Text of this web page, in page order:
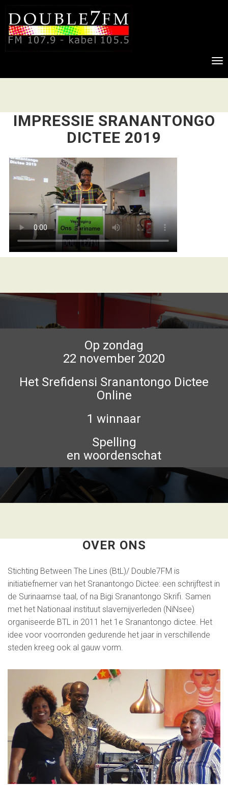
IMPRESSIE SRANANTONGO
DICTEE 2019
Op zondag
22 november 2020
Het Srefidensi Sranantongo Dictee
Online
1 winnaar
Spelling
en woordenschat
OVER ONS
Stichting Between The Lines (BtL)/ Double7FM is
initiatiefnemer van het Sranantongo Dictee: een schrijftest in
de Surinaamse taal, of na Bigi Sranantongo Skrifi. Samen
met het Nationaal instituut slavernijverleden (NiNsee)
organiseerde BTL in 2011 het 1e Sranantongo dictee. Het
idee voor voorronden gedurende het jaar in verschillende
steden kreeg ook al gauw vorm.